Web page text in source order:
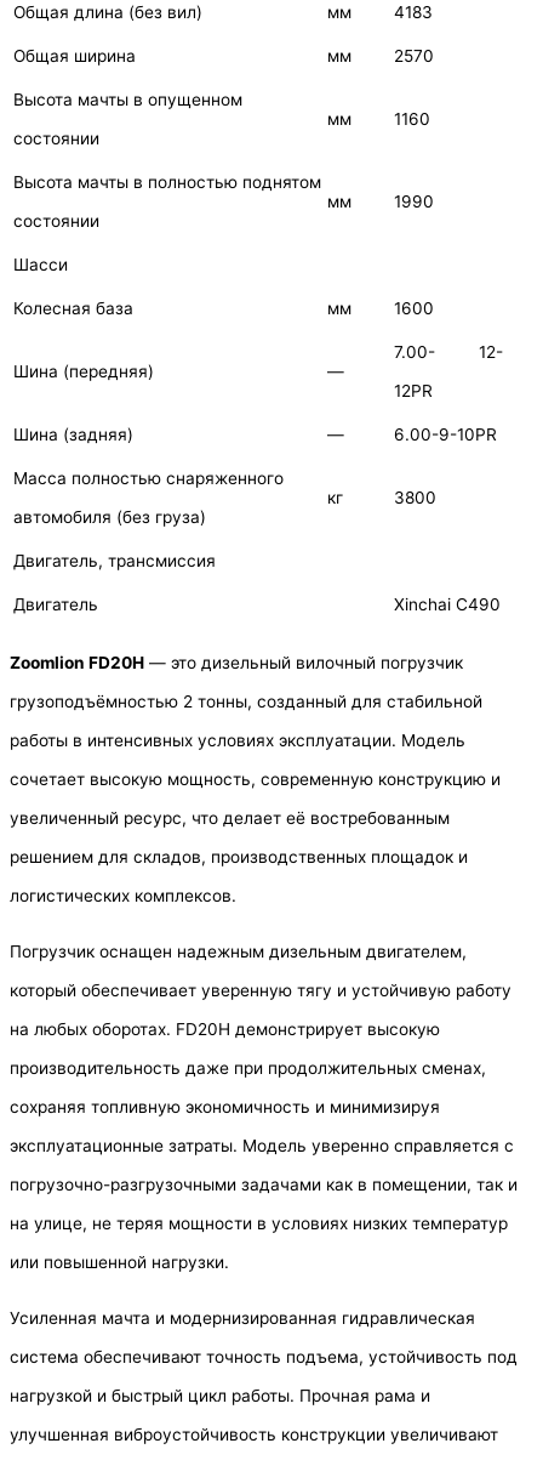
Общая длина (без вил) мм 4183
Общая ширина мм 2570
Высота мачты в опущенном
состоянии
мм 1160
Высота мачты в полностью поднятом
состоянии
мм 1990
Шасси
Колесная база мм 1600
Шина (передняя) —
7.00- 12-
12PR
Шина (задняя) — 6.00-9-10PR
Масса полностью снаряженного
автомобиля (без груза)
кг 3800
Двигатель, трансмиссия
Двигатель Xinchai C490
Zoomlion FD20H — это дизельный вилочный погрузчик
грузоподъёмностью 2 тонны, созданный для стабильной
работы в интенсивных условиях эксплуатации. Модель
сочетает высокую мощность, современную конструкцию и
увеличенный ресурс, что делает её востребованным
решением для складов, производственных площадок и
логистических комплексов.
Погрузчик оснащен надежным дизельным двигателем,
который обеспечивает уверенную тягу и устойчивую работу
на любых оборотах. FD20H демонстрирует высокую
производительность даже при продолжительных сменах,
сохраняя топливную экономичность и минимизируя
эксплуатационные затраты. Модель уверенно справляется с
погрузочно-разгрузочными задачами как в помещении, так и
на улице, не теряя мощности в условиях низких температур
или повышенной нагрузки.
Усиленная мачта и модернизированная гидравлическая
система обеспечивают точность подъема, устойчивость под
нагрузкой и быстрый цикл работы. Прочная рама и
улучшенная виброустойчивость конструкции увеличивают